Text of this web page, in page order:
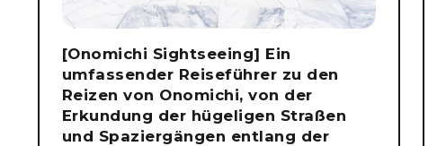
[Onomichi Sightseeing] Ein
umfassender Reiseführer zu den
Reizen von Onomichi, von der
Erkundung der hügeligen Straßen
und Spaziergängen entlang der